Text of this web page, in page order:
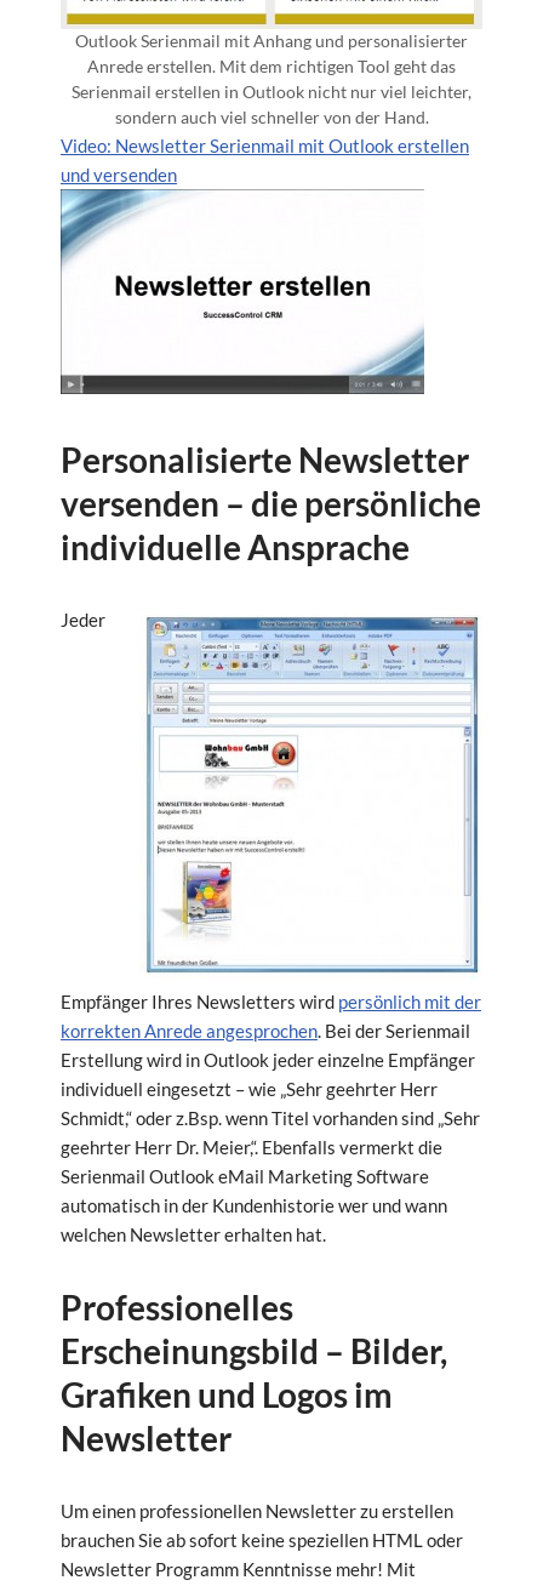
Outlook Serienmail mit Anhang und personalisierter
Anrede erstellen. Mit dem richtigen Tool geht das
Serienmail erstellen in Outlook nicht nur viel leichter,
sondern auch viel schneller von der Hand.
Video: Newsletter Serienmail mit Outlook erstellen
und versenden
Personalisierte Newsletter
versenden – die persönliche
individuelle Ansprache
Jeder
Empfänger Ihres Newsletters wird persönlich mit der
korrekten Anrede angesprochen. Bei der Serienmail
Erstellung wird in Outlook jeder einzelne Empfänger
individuell eingesetzt – wie „Sehr geehrter Herr
Schmidt,“ oder z.Bsp. wenn Titel vorhanden sind „Sehr
geehrter Herr Dr. Meier,“. Ebenfalls vermerkt die
Serienmail Outlook eMail Marketing Software
automatisch in der Kundenhistorie wer und wann
welchen Newsletter erhalten hat.
Professionelles
Erscheinungsbild – Bilder,
Grafiken und Logos im
Newsletter
Um einen professionellen Newsletter zu erstellen
brauchen Sie ab sofort keine speziellen HTML oder
Newsletter Programm Kenntnisse mehr! Mit